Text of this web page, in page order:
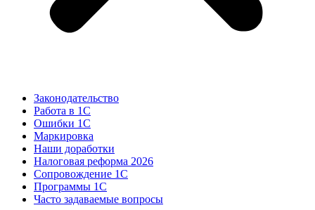
Законодательство
Работа в 1С
Ошибки 1С
Маркировка
Наши доработки
Налоговая реформа 2026
Сопровождение 1С
Программы 1С
Часто задаваемые вопросы